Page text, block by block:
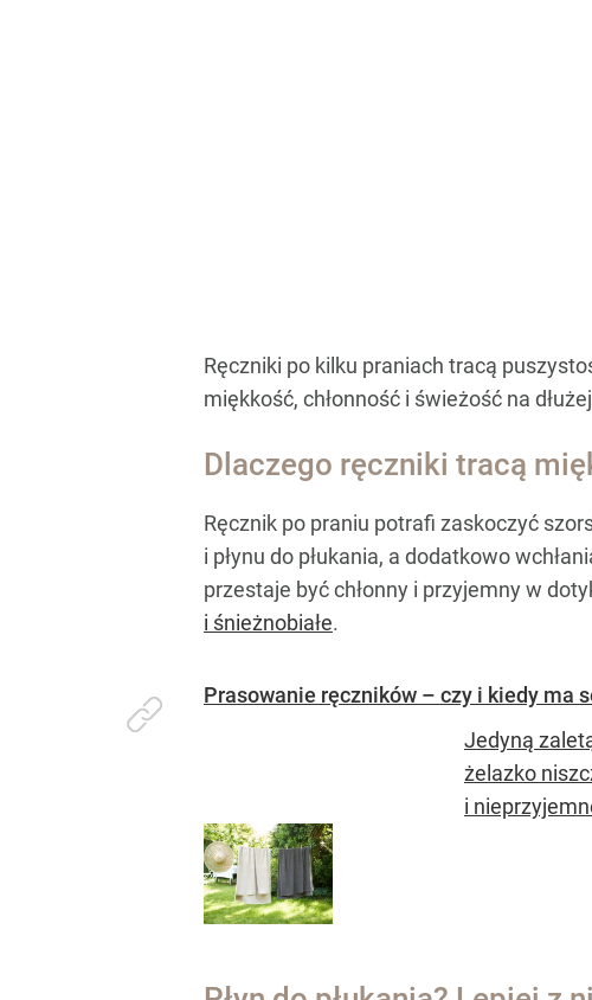
Ręczniki po kilku praniach tracą
miękkość, chłonność i świeżość na
Dlaczego ręczniki tracą
Ręcznik po praniu potrafi zaskoczyć
i płynu do płukania, a dodatkowo
przestaje być chłonny i przyjemny w
i śnieżnobiałe.
Prasowanie ręczników – czy i kiedy ma
Jedyną
żelazko
i